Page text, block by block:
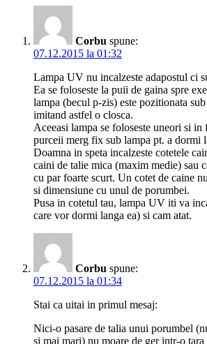
Corbu spune:
07.12.2015 la 01:32
Lampa UV nu incalzeste adapostul ci
Ea se foloseste la puii de gaina spre
lampa (becul p-zis) este pozitionata
imitand astfel o closca.
Aceeasi lampa se foloseste uneori si in
purceii merg fix sub lampa pt. a dormi
Doamna in speta incalzeste cotetele
caini de talie mica (maxim medie) sau
cu par foarte scurt. Un cotet de caine
si dimensiune cu unul de porumbei.
Pusa in cotetul tau, lampa UV iti va
care vor dormi langa ea) si cam atat.
Corbu spune:
07.12.2015 la 01:34
Stai ca uitai in primul mesaj:
Nici-o pasare de talia unui porumbel
si mai mari) nu moare de ger intr-o tara